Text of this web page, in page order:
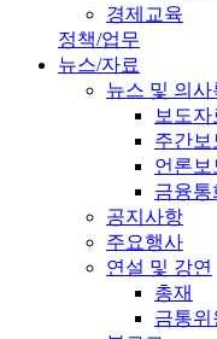
경제교육
정책/업무
뉴스/자료
뉴스 및 의사
보도자
주간보
언론보
금융
공지사항
주요행사
연설 및 강연
총재
금통위